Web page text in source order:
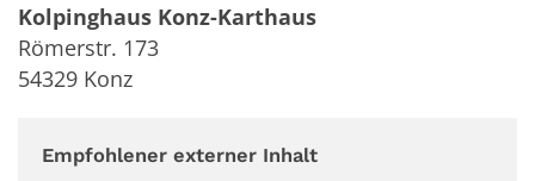
Kolpinghaus Konz-Karthaus
Römerstr. 173
54329 Konz
Empfohlener externer Inhalt